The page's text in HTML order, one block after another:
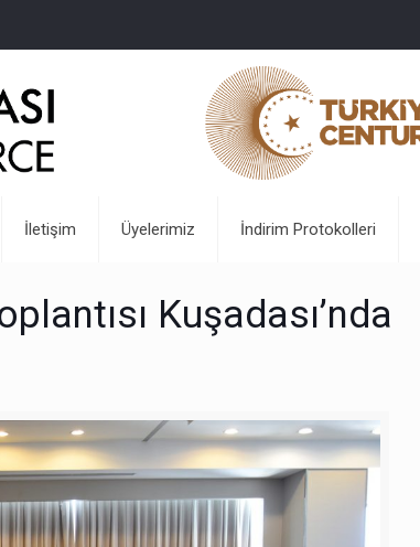
İletişim Üyelerimiz İndirim Protokolleri
Kuşadası’nda